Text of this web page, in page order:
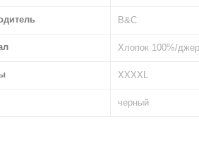
B&C
Хлопок 100%/
XXXXL
черный